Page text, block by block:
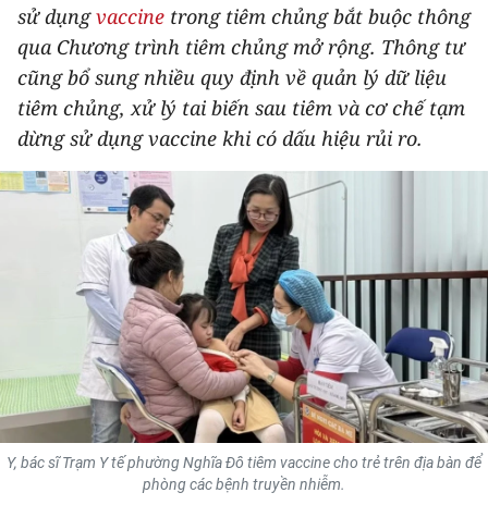
DU LỊCH
THẾ GIỚI
THỂ THAO
GIÁO DỤC
KHOA HỌC - CÔNG NGHỆ
MÔI TRƯỜNG
BẠN ĐỌC
KIỂM CHỨNG THÔNG TIN
sử dụngvaccine trong tiêm chủng bắt buộc thông
qua Chương trình tiêm chủng mở rộng. Thông tư
cũng bổ sung nhiều quy định về quản lý dữ liệu
tiêm chủng, xử lý tai biến sau tiêm và cơ chế tạm
dừng sử dụng vaccine khi có dấu hiệu rủi ro.
Y, bác sĩ Trạm Y tế phường Nghĩa Đô tiêm vaccine cho trẻ trên địa bàn để
phòng các bệnh truyền nhiễm.